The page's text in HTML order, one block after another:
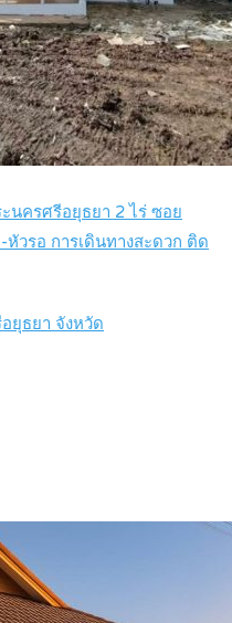
นครศรีอยุธยา 2 ไร่ ซอย
วรอ การเดินทางสะดวก ติด
ยุธยา จังหวัด